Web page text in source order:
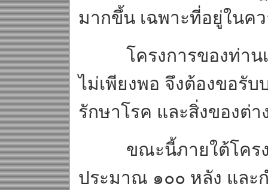
มากขึ้น เฉพาะที่อยู่ในค
โครงการของท่านเป็
ไม่เพียงพอ จึงต้องขอรั
รักษาโรค และสิ่งของต่า
ขณะนี้ภายใต้โครงก
ประมาณ ๑๐๐ หลัง และ